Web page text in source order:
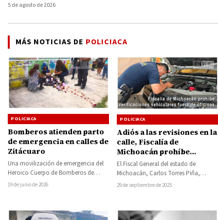
5 de agosto de 2026
MÁS NOTICIAS DE POLICIACA
POLICIACA
Bomberos atienden parto
de emergencia en calles de
Zitácuaro
Una movilización de emergencia del
Heroico Cuerpo de Bomberos de
Zitácuaro permitió brindar asistencia
19 de junio de 2026
POLICIACA
Adiós a las revisiones en la
calle, Fiscalía de
Michoacán prohíbe
verificaciones vehiculares
fuera de oficinas
El Fiscal General del estado de
Michoacán, Carlos Torres Piña,
emitió la circular 7/2025, con la cual
29 de septiembre de 2025